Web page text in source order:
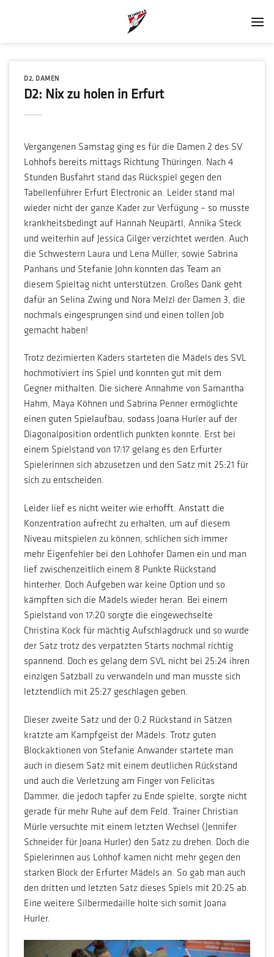
D2, DAMEN
D2: Nix zu holen in Erfurt
Vergangenen Samstag ging es für die Damen 2 des SV
Lohhofs bereits mittags Richtung Thüringen. Nach 4
Stunden Busfahrt stand das Rückspiel gegen den
Tabellenführer Erfurt Electronic an. Leider stand mal
wieder nicht der ganze Kader zur Verfügung – so musste
krankheitsbedingt auf Hannah Neupärtl, Annika Steck
und weiterhin auf Jessica Gilger verzichtet werden. Auch
die Schwestern Laura und Lena Müller, sowie Sabrina
Panhans und Stefanie John konnten das Team an
diesem Spieltag nicht unterstützen. Großes Dank geht
dafür an Selina Zwing und Nora Melzl der Damen 3, die
nochmals eingesprungen sind und einen tollen Job
gemacht haben!
Trotz dezimierten Kaders starteten die Mädels des SVL
hochmotiviert ins Spiel und konnten gut mit dem
Gegner mithalten. Die sichere Annahme von Samantha
Hahm, Maya Köhnen und Sabrina Penner ermöglichte
einen guten Spielaufbau, sodass Joana Hurler auf der
Diagonalposition ordentlich punkten konnte. Erst bei
einem Spielstand von 17:17 gelang es den Erfurter
Spielerinnen sich abzusetzen und den Satz mit 25:21 für
sich zu entscheiden.
Leider lief es nicht weiter wie erhofft. Anstatt die
Konzentration aufrecht zu erhalten, um auf diesem
Niveau mitspielen zu können, schlichen sich immer
mehr Eigenfehler bei den Lohhofer Damen ein und man
lief zwischenzeitlich einem 8 Punkte Rückstand
hinterher. Doch Aufgeben war keine Option und so
kämpften sich die Mädels wieder heran. Bei einem
Spielstand von 17:20 sorgte die eingewechselte
Christina Kock für mächtig Aufschlagdruck und so wurde
der Satz trotz des verpatzten Starts nochmal richtig
spannend. Doch es gelang dem SVL nicht bei 25:24 ihren
einzigen Satzball zu verwandeln und man musste sich
letztendlich mit 25:27 geschlagen geben.
Dieser zweite Satz und der 0:2 Rückstand in Sätzen
kratzte am Kampfgeist der Mädels. Trotz guten
Blockaktionen von Stefanie Anwander startete man
auch in diesem Satz mit einem deutlichen Rückstand
und auch die Verletzung am Finger von Felicitas
Dammer, die jedoch tapfer zu Ende spielte, sorgte nicht
gerade für mehr Ruhe auf dem Feld. Trainer Christian
Mürle versuchte mit einem letzten Wechsel (Jennifer
Schneider für Joana Hurler) den Satz zu drehen. Doch die
Spielerinnen aus Lohhof kamen nicht mehr gegen den
starken Block der Erfurter Mädels an. So gab man auch
den dritten und letzten Satz dieses Spiels mit 20:25 ab.
Eine weitere Silbermedaille holte sich somit Joana
Hurler.